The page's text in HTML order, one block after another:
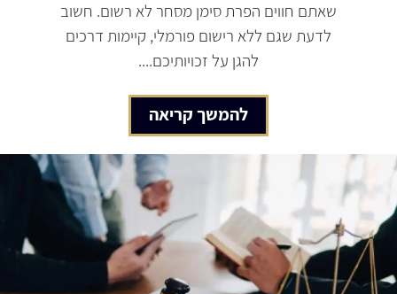
שאתם חווים הפרת סימן מסחר לא רשום. חשוב
לדעת שגם ללא רישום פורמלי, קיימות דרכים
להגן על זכויותיכם....
להמשך קריאה